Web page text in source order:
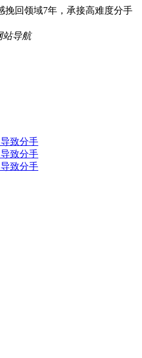
挽回领域7年，承接高难度分手
站导航
致分手
致分手
致分手